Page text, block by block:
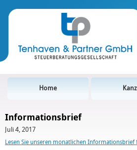
Home
Informationsbrief
Juli 4, 2017
Lesen Sie unseren monatlichen Informationsbrief